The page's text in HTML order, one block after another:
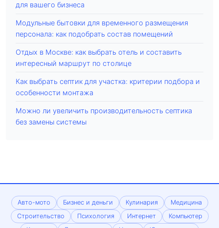
для вашего бизнеса
Модульные бытовки для временного размещения
персонала: как подобрать состав помещений
Отдых в Москве: как выбрать отель и составить
интересный маршрут по столице
Как выбрать септик для участка: критерии подбора и
особенности монтажа
Можно ли увеличить производительность септика
без замены системы
Авто-мото Бизнес и деньги Кулинария
Медицина
Строительство
Психология Интернет
Компьютер